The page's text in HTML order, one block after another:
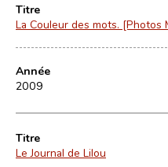
Titre
La Couleur des mots. [Photos
Année
2009
Titre
Le Journal de Lilou